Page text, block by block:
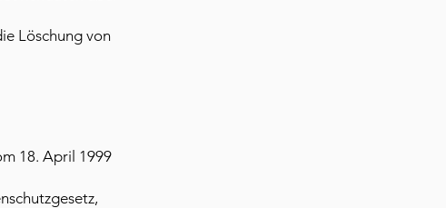
Löschung von
18. April 1999